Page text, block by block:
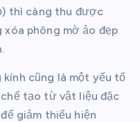
thì càng thu được
xóa phông mờ ảo đẹp
cũng là một yếu tố
tạo từ vật liệu đặc
giảm thiểu hiện